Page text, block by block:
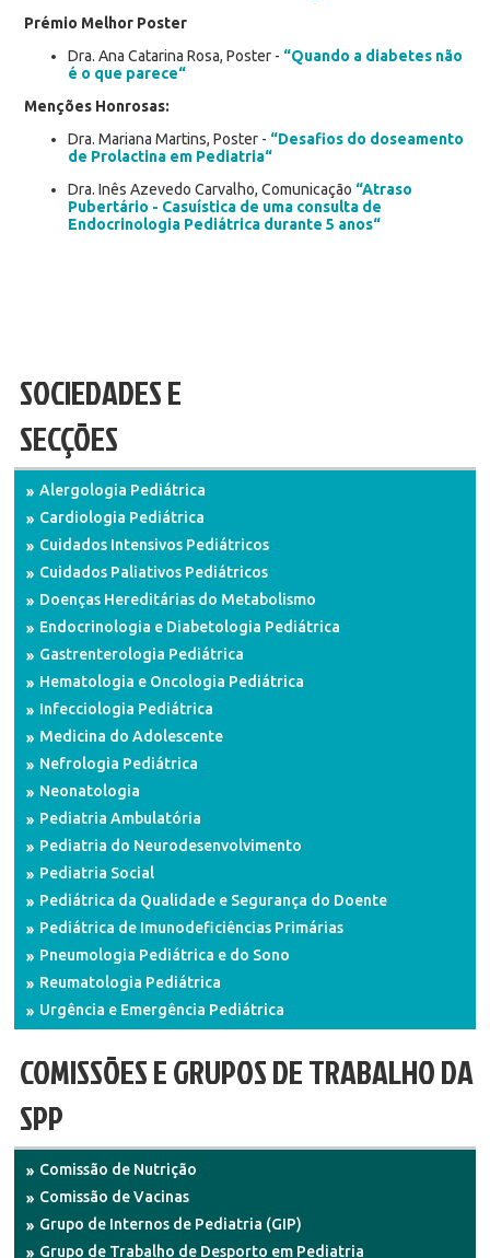
Prémio Melhor Poster
Dra. Ana Catarina Rosa, Poster - “Quando a diabetes não
é o que parece“
Menções Honrosas:
Dra. Mariana Martins, Poster - “Desafios do doseamento
de Prolactina em Pediatria“
Dra. Inês Azevedo Carvalho, Comunicação “Atraso
Pubertário - Casuística de uma consulta de
Endocrinologia Pediátrica durante 5 anos“
SOCIEDADES E
SECÇÕES
Alergologia Pediátrica
Cardiologia Pediátrica
Cuidados Intensivos Pediátricos
Cuidados Paliativos Pediátricos
Doenças Hereditárias do Metabolismo
Endocrinologia e Diabetologia Pediátrica
Gastrenterologia Pediátrica
Hematologia e Oncologia Pediátrica
Infecciologia Pediátrica
Medicina do Adolescente
Nefrologia Pediátrica
Neonatologia
Pediatria Ambulatória
Pediatria do Neurodesenvolvimento
Pediatria Social
Pediátrica da Qualidade e Segurança do Doente
Pediátrica de Imunodeficiências Primárias
Pneumologia Pediátrica e do Sono
Reumatologia Pediátrica
Urgência e Emergência Pediátrica
COMISSÕES E GRUPOS DE TRABALHO DA
SPP
Comissão de Nutrição
Comissão de Vacinas
Grupo de Internos de Pediatria (GIP)
Grupo de Trabalho de Desporto em Pediatria